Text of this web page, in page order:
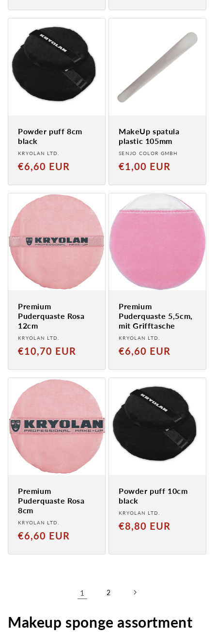
Powder puff 8cm
black
Provider:
KRYOLAN LTD.
Normaler
€6,60 EUR
MakeUp spatula
plastic 105mm
Provider:
SENJO COLOR GMBH
Normal
€1,00 EUR
Premium
Puderquaste Rosa
12cm
Provider:
KRYOLAN LTD.
Normaler
€10,70 EUR
Premium
Puderquaste 5,5cm,
mit Grifftasche
Provider:
KRYOLAN LTD.
Normaler
€6,60 EUR
Premium
Puderquaste Rosa
8cm
Provider:
KRYOLAN LTD.
Normaler
€6,60 EUR
Powder puff 10cm
black
Provider:
KRYOLAN LTD.
Normal
€8,80 EUR
1 2
Makeup sponge assortment